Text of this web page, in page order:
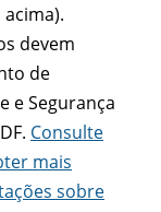
devem
de
e Segurança
Consulte
mais
sobre